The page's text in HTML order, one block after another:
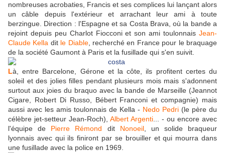
nombreuses acrobaties, Francis et ses complices lui lançant alors
un câble depuis l'extérieur et arrachant leur ami à toute
berzingue. Direction : l'Espagne et sa Costa Brava, où la bande a
rejoint depuis peu Charlot Fiocconi et son ami toulonnais Jean-
Claude Kella dit le Diable, recherché en France pour le braquage
de la société Gaumont à Paris et la fusillade qui s'en suivit.
Là, entre Barcelone, Gérone et la côte, ils profitent certes du
soleil et des jolies filles pendant plusieurs mois mais s'adonnent
surtout aux joies du braquo avec la bande de Marseille (Jeannot
Cigare, Robert Di Russo, Bébert Franconi et compagnie) mais
aussi avec les amis toulonnais de Kella - Nedo Pedri (le père du
célèbre jet-setteur Jean-Roch), Albert Argenti ... - ou encore avec
l'équipe de Pierre Rémond dit Nonoeil, un solide braqueur
lyonnais avec qui ils finiront par se brouiller et qui mourra dans
une fusillade avec la police en 1969.